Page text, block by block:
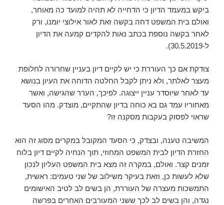
ביקש במעמד הדיון כי הדחייה לא תהיה למועד כה מאוחר,
ואולם בית המשפט דחה בקשה זאת לאור אילוצי יומנו, ורק
לאחר בקשה נוספת בכתב נאות להקדים קמעה את הדיון
ל-30.5.2019).
צודקת אם כך העוררת כי יש לקיים דיון בעניין שחרורה לחלופת
מעצר לאלתר, ולא ניתן לקבל החלטה הדוחה את העיון בנושא
עד לאחר שיוסדר עניין ייצוגה. לפיכך, הערר שהגישה, ואשר
מאחוריו עמד גם בא כוחה בדיון שהתקיים, מוצדק. מהו הסעד
שראוי לפסוק בעקבות מסקנה זו?
המשיבה טענה, ובצדק, כי הסעד המקובל במקרים מסוג זה הוא
החזרת הדיון לבית המשפט המחוזי, תוך הנחיה לקיים דיון בלוח
זמנים קצר. ואולם, במקרה זה מצא בית המשפט העליון לנכון
שלא לעשות כן, וזאת בעיקר משילוב של שני טעמים: ראשית,
התמשכות מעצרה של העוררת, הן בשים לב לטיב האישומים
נגדה, והן בשים לב לכך ששני המעורבים האחרים בפרשה